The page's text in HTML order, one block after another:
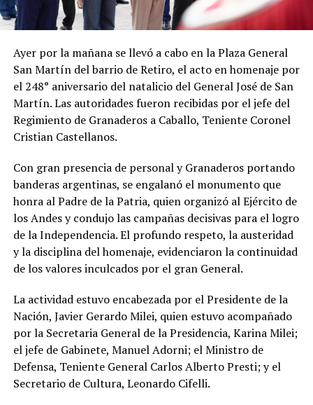
Ayer por la mañana se llevó a cabo en la Plaza General
San Martín del barrio de Retiro, el acto en homenaje por
el 248° aniversario del natalicio del General José de San
Martín. Las autoridades fueron recibidas por el jefe del
Regimiento de Granaderos a Caballo, Teniente Coronel
Cristian Castellanos.
Con gran presencia de personal y Granaderos portando
banderas argentinas, se engalanó el monumento que
honra al Padre de la Patria, quien organizó al Ejército de
los Andes y condujo las campañas decisivas para el logro
de la Independencia. El profundo respeto, la austeridad
y la disciplina del homenaje, evidenciaron la continuidad
de los valores inculcados por el gran General.
La actividad estuvo encabezada por el Presidente de la
Nación, Javier Gerardo Milei, quien estuvo acompañado
por la Secretaria General de la Presidencia, Karina Milei;
el jefe de Gabinete, Manuel Adorni; el Ministro de
Defensa, Teniente General Carlos Alberto Presti; y el
Secretario de Cultura, Leonardo Cifelli.